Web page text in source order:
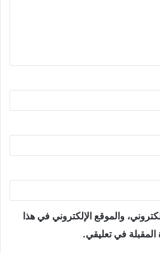
والموقع الإلكتروني في هذا
المقبلة في تعليقي.